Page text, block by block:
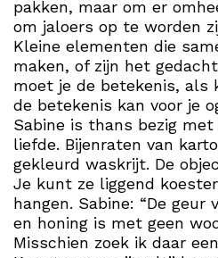
pakken, maar om er
om jaloers op te worden
Kleine elementen die
maken, of zijn het
moet je de betekenis, als
de betekenis kan voor je
Sabine is thans bezig met
liefde. Bijenraten van
gekleurd waskrijt. De
Je kunt ze liggend
hangen. Sabine: “De geur
en honing is met geen
Misschien zoek ik daar